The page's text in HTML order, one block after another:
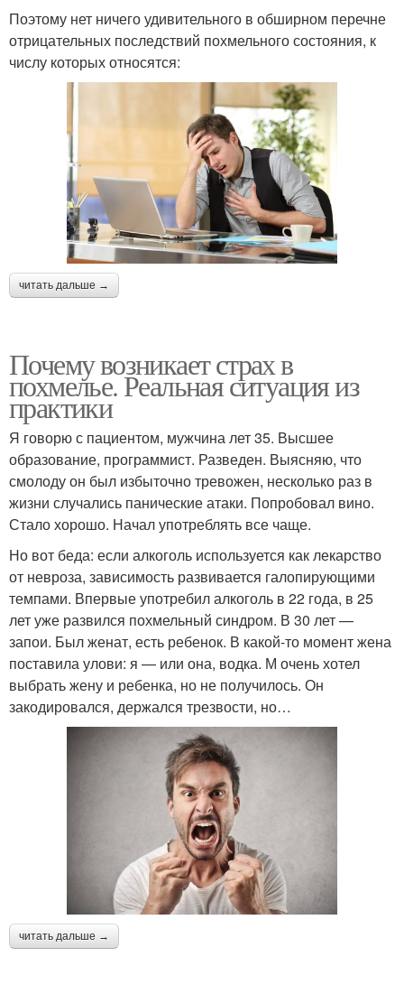
Поэтому нет ничего удивительного в обширном перечне
отрицательных последствий похмельного состояния, к
числу которых относятся:
читать дальше →
Почему возникает страх в
похмелье. Реальная ситуация из
практики
Я говорю с пациентом, мужчина лет 35. Высшее
образование, программист. Разведен. Выясняю, что
смолоду он был избыточно тревожен, несколько раз в
жизни случались панические атаки. Попробовал вино.
Стало хорошо. Начал употреблять все чаще.
Но вот беда: если алкоголь используется как лекарство
от невроза, зависимость развивается галопирующими
темпами. Впервые употребил алкоголь в 22 года, в 25
лет уже развился похмельный синдром. В 30 лет —
запои. Был женат, есть ребенок. В какой-то момент жена
поставила улови: я — или она, водка. М очень хотел
выбрать жену и ребенка, но не получилось. Он
закодировался, держался трезвости, но…
читать дальше →